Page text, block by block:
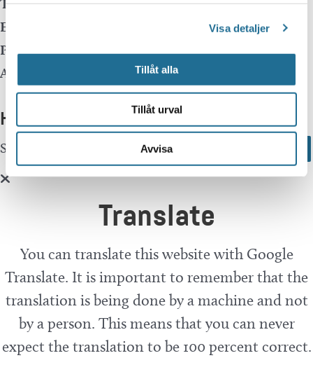
Visa detaljer
Tillåt alla
Tillåt urval
Avvisa
E-mail:
Pris:Gratis
Arrangör:
Telefonnummer arrangör:
Hittar du inte vad du söker?
Sök här...
Translate
You can translate this website with Google
Translate. It is important to remember that the
translation is being done by a machine and not
by a person. This means that you can never
expect the translation to be 100 percent correct.